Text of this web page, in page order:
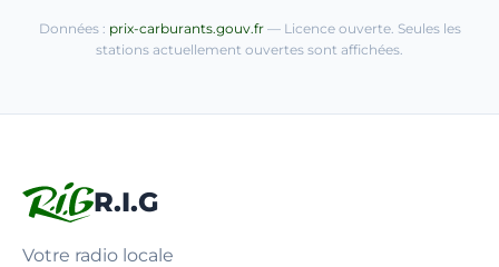
Données : prix-carburants.gouv.fr— Licence ouverte. Seules les
stations actuellement ouvertes sont affichées.
R.I.G
Votre radio locale